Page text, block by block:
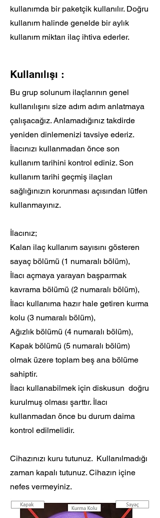
kullanımda bir paketçik kullanılır. Doğru
kullanım halinde genelde bir aylık
kullanım miktarı ilaç ihtiva ederler.
Kullanılışı :
Bu grup solunum ilaçlarının genel
kullanılışını size adım adım anlatmaya
çalışacağız. Anlamadığınız takdirde
yeniden dinlemenizi tavsiye ederiz.
İlacınızı kullanmadan önce son
kullanım tarihini kontrol ediniz. Son
kullanım tarihi geçmiş ilaçları
sağlığınızın korunması açısından lütfen
kullanmayınız.
İlacınız;
Kalan ilaç kullanım sayısını gösteren
sayaç bölümü (1 numaralı bölüm),
İlacı açmaya yarayan başparmak
kavrama bölümü (2 numaralı bölüm),
İlacı kullanıma hazır hale getiren kurma
kolu (3 numaralı bölüm),
Ağızlık bölümü (4 numaralı bölüm),
Kapak bölümü (5 numaralı bölüm)
olmak üzere toplam beş ana bölüme
sahiptir.
İlacı kullanabilmek için diskusun doğru
kurulmuş olması şarttır. İlacı
kullanmadan önce bu durum daima
kontrol edilmelidir.
Cihazınızı kuru tutunuz. Kullanılmadığı
zaman kapalı tutunuz. Cihazın içine
nefes vermeyiniz.